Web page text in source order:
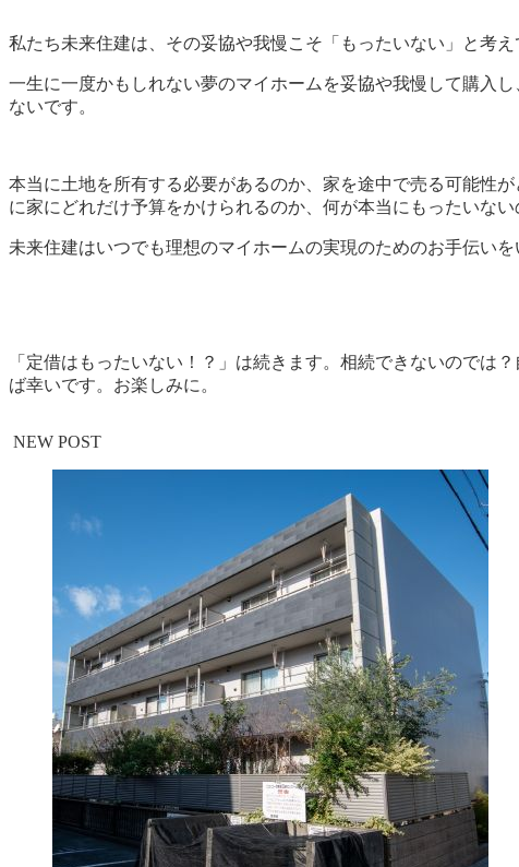
私たち未来住建は、その妥協や我慢こそ「もったいない」と考え
一生に一度かもしれない夢のマイホームを妥協や我慢して購入
ないです。
本当に土地を所有する必要があるのか、家を途中で売る可能性
に家にどれだけ予算をかけられるのか、何が本当にもったいな
未来住建はいつでも理想のマイホームの実現のためのお手伝い
「定借はもったいない！？」は続きます。相続できないのでは
ば幸いです。お楽しみに。
NEW POST